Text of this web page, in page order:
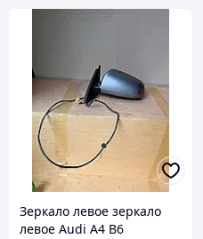
Зеркало левое зеркало
левое Audi A4 B6